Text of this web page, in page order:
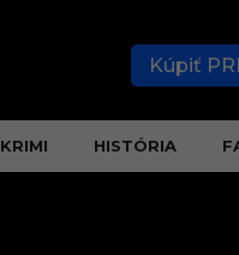
Kúpiť
KRIMI HISTÓRIA